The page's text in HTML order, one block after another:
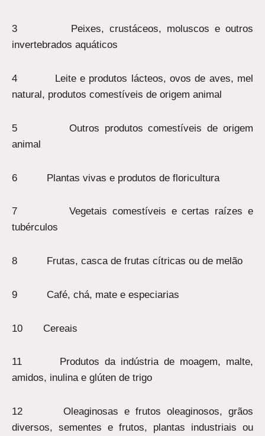
3 Peixes, crustáceos, moluscos e outros
invertebrados aquáticos
4 Leite e produtos lácteos, ovos de aves, mel
natural, produtos comestíveis de origem animal
5 Outros produtos comestíveis de origem
animal
6 Plantas vivas e produtos de floricultura
7 Vegetais comestíveis e certas raízes e
tubérculos
8 Frutas, casca de frutas cítricas ou de melão
9 Café, chá, mate e especiarias
10 Cereais
11 Produtos da indústria de moagem, malte,
amidos, inulina e glúten de trigo
12 Oleaginosas e frutos oleaginosos, grãos
diversos, sementes e frutos, plantas industriais ou